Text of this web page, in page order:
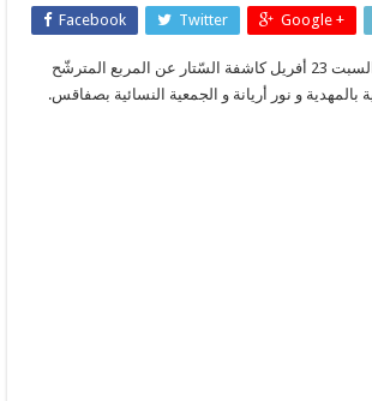
Facebook Twitter Google +
انتهت مباريات ربع النهائي لگأس تونس لكرة اليد النسائية اليوم السبت 23 أفريل كاشفة السّتار عن المربع المترشّح
و نور أريانة و الجمعية النسائية بصفاقس.